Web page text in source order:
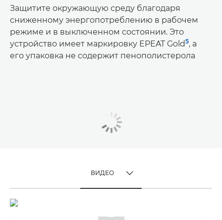
Защитите окружающую среду благодаря
сниженному энергопотреблению в рабочем
режиме и в выключенном состоянии. Это
устройство имеет маркировку EPEAT Gold5, а
его упаковка не содержит пенополистерола
ВИДЕО